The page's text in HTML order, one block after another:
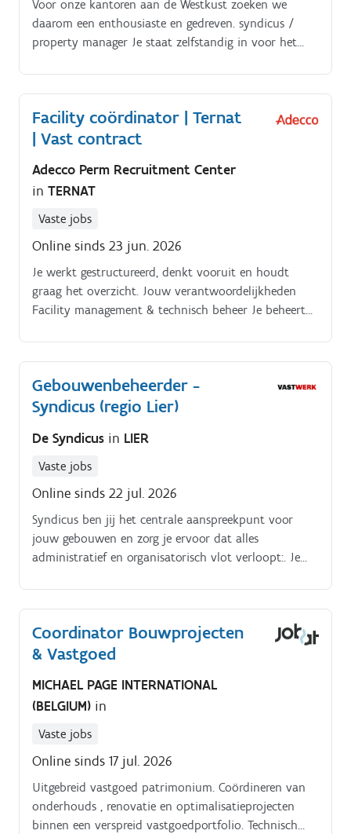
algemene technische problemen en kleine
onderhoudswerken.
Voor onze kantoren aan de Westkust zoeken we
daarom een enthousiaste en gedreven. syndicus /
property manager Je staat zelfstandig in voor het
beheer van een portefeuille mede eigendommen.
Facility coördinator | Ternat
| Vast contract
Adecco Perm Recruitment Center
in TERNAT
Vaste jobs
Online sinds 23 jun. 2026
Je werkt gestructureerd, denkt vooruit en houdt
graag het overzicht. Jouw verantwoordelijkheden
Facility management & technisch beheer Je beheert
preventieve onderhoudsplannen op en actualiseert ze
Je voert sitebezoeken uit en signaleert
verbeterpunten Contractbeheer & onderhandelingen
schoonmaak,) Je stelt lastenboeken op, vergelijkt
offertes en onderhandelt Je bent aanspreekpunt voor
facturatie nauwkeurig op Verzekeringen &
schadebeheer Je beheert schade en
verzekeringsdossiers van A tot Z Je stemt af met
verzekeraars, makelaars en experten.
Gebouwenbeheerder -
Syndicus (regio Lier)
De Syndicus in LIER
Vaste jobs
Online sinds 22 jul. 2026
Syndicus ben jij het centrale aanspreekpunt voor
jouw gebouwen en zorg je ervoor dat alles
administratief en organisatorisch vlot verloopt:. Je
gebouwen (contracten, verslagen, opvolgingen, …);.
Coordinator Bouwprojecten
& Vastgoed
MICHAEL PAGE INTERNATIONAL
(BELGIUM) in
Vaste jobs
Online sinds 17 jul. 2026
Uitgebreid vastgoed patrimonium. Coördineren van
onderhouds , renovatie en optimalisatieprojecten
binnen een verspreid vastgoedportfolio. Technisch